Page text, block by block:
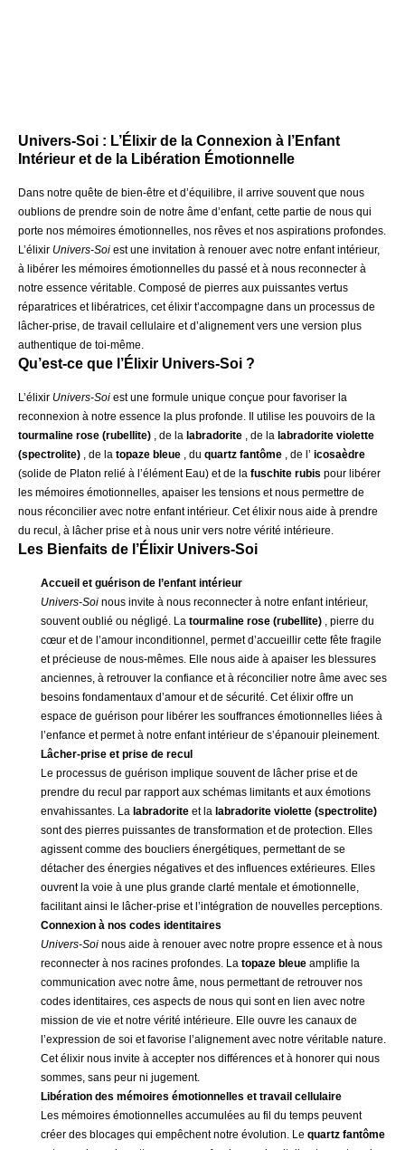
Univers-Soi : L’Élixir de la Connexion à l’Enfant
Intérieur et de la Libération Émotionnelle
Dans notre quête de bien-être et d’équilibre, il arrive souvent que nous
oublions de prendre soin de notre âme d’enfant, cette partie de nous qui
porte nos mémoires émotionnelles, nos rêves et nos aspirations profondes.
L’élixir Univers-Soi est une invitation à renouer avec notre enfant intérieur,
à libérer les mémoires émotionnelles du passé et à nous reconnecter à
notre essence véritable. Composé de pierres aux puissantes vertus
réparatrices et libératrices, cet élixir t’accompagne dans un processus de
lâcher-prise, de travail cellulaire et d’alignement vers une version plus
authentique de toi-même.
Qu’est-ce que l’Élixir Univers-Soi ?
L’élixir Univers-Soi est une formule unique conçue pour favoriser la
reconnexion à notre essence la plus profonde. Il utilise les pouvoirs de la
tourmaline rose (rubellite) , de la labradorite , de la labradorite violette
(spectrolite) , de la topaze bleue , du quartz fantôme , de l’ icosaèdre
(solide de Platon relié à l’élément Eau) et de la fuschite rubis pour libérer
les mémoires émotionnelles, apaiser les tensions et nous permettre de
nous réconcilier avec notre enfant intérieur. Cet élixir nous aide à prendre
du recul, à lâcher prise et à nous unir vers notre vérité intérieure.
Les Bienfaits de l’Élixir Univers-Soi
Accueil et guérison de l’enfant intérieur
Univers-Soi nous invite à nous reconnecter à notre enfant intérieur,
souvent oublié ou négligé. La tourmaline rose (rubellite) , pierre du
cœur et de l’amour inconditionnel, permet d’accueillir cette fête fragile
et précieuse de nous-mêmes. Elle nous aide à apaiser les blessures
anciennes, à retrouver la confiance et à réconcilier notre âme avec ses
besoins fondamentaux d’amour et de sécurité. Cet élixir offre un
espace de guérison pour libérer les souffrances émotionnelles liées à
l’enfance et permet à notre enfant intérieur de s’épanouir pleinement.
Lâcher-prise et prise de recul
Le processus de guérison implique souvent de lâcher prise et de
prendre du recul par rapport aux schémas limitants et aux émotions
envahissantes. La labradorite et la labradorite violette (spectrolite)
sont des pierres puissantes de transformation et de protection. Elles
agissent comme des boucliers énergétiques, permettant de se
détacher des énergies négatives et des influences extérieures. Elles
ouvrent la voie à une plus grande clarté mentale et émotionnelle,
facilitant ainsi le lâcher-prise et l’intégration de nouvelles perceptions.
Connexion à nos codes identitaires
Univers-Soi nous aide à renouer avec notre propre essence et à nous
reconnecter à nos racines profondes. La topaze bleue amplifie la
communication avec notre âme, nous permettant de retrouver nos
codes identitaires, ces aspects de nous qui sont en lien avec notre
mission de vie et notre vérité intérieure. Elle ouvre les canaux de
l’expression de soi et favorise l’alignement avec notre véritable nature.
Cet élixir nous invite à accepter nos différences et à honorer qui nous
sommes, sans peur ni jugement.
Libération des mémoires émotionnelles et travail cellulaire
Les mémoires émotionnelles accumulées au fil du temps peuvent
créer des blocages qui empêchent notre évolution. Le quartz fantôme